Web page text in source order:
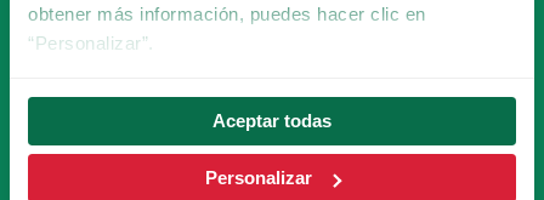
obtener más información, puedes hacer clic en
“Personalizar”.
Aceptar todas
Personalizar